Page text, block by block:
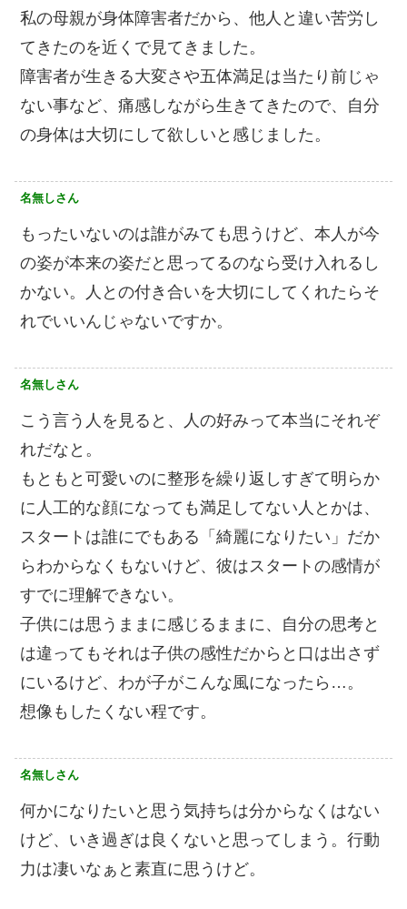
私の母親が身体障害者だから、他人と違い苦労し
てきたのを近くで見てきました。
障害者が生きる大変さや五体満足は当たり前じゃ
ない事など、痛感しながら生きてきたので、自分
の身体は大切にして欲しいと感じました。
名無しさん
もったいないのは誰がみても思うけど、本人が今
の姿が本来の姿だと思ってるのなら受け入れるし
かない。人との付き合いを大切にしてくれたらそ
れでいいんじゃないですか。
名無しさん
こう言う人を見ると、人の好みって本当にそれぞ
れだなと。
もともと可愛いのに整形を繰り返しすぎて明らか
に人工的な顔になっても満足してない人とかは、
スタートは誰にでもある「綺麗になりたい」だか
らわからなくもないけど、彼はスタートの感情が
すでに理解できない。
子供には思うままに感じるままに、自分の思考と
は違ってもそれは子供の感性だからと口は出さず
にいるけど、わが子がこんな風になったら…。
想像もしたくない程です。
名無しさん
何かになりたいと思う気持ちは分からなくはない
けど、いき過ぎは良くないと思ってしまう。行動
力は凄いなぁと素直に思うけど。